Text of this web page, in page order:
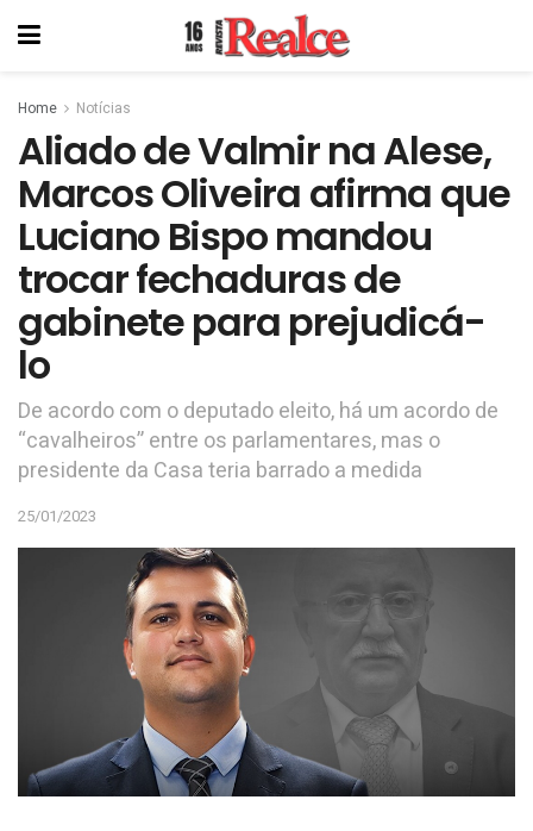
Home Notícias
Aliado de Valmir na Alese,
Marcos Oliveira afirma que
Luciano Bispo mandou
trocar fechaduras de
gabinete para prejudicá-
lo
De acordo com o deputado eleito, há um acordo de
“cavalheiros” entre os parlamentares, mas o
presidente da Casa teria barrado a medida
25/01/2023